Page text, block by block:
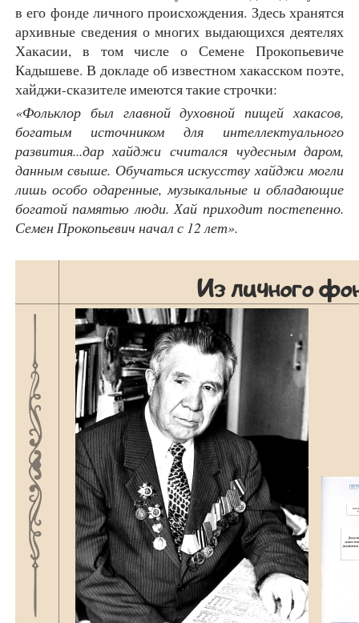
в его фонде личного происхождения. Здесь хранятся
архивные сведения о многих выдающихся деятелях
Хакасии, в том числе о Семене Прокопьевиче
Кадышеве. В докладе об известном хакасском поэте,
хайджи-сказителе имеются такие строчки:
«Фольклор был главной духовной пищей хакасов,
богатым источником для интеллектуального
развития...дар хайджи считался чудесным даром,
данным свыше. Обучаться искусству хайджи могли
лишь особо одаренные, музыкальные и обладающие
богатой памятью люди. Хай приходит постепенно.
Семен Прокопьевич начал с 12 лет».